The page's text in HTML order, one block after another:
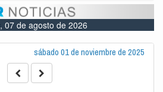
07 de agosto de 2026
sábado 01 de noviembre de 2025